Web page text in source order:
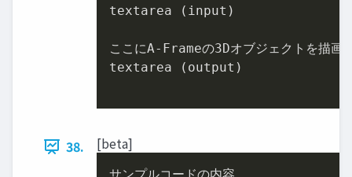
textarea (input)
ここにA-Frameの3Dオブジェクトを描画
textarea (output)
38. [beta]